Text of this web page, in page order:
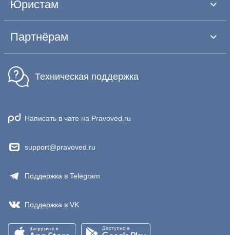
Юристам
Партнёрам
Техническая поддержка
Написать в чате на Pravoved.ru
support@pravoved.ru
Поддержка в Telegram
Поддержка в VK